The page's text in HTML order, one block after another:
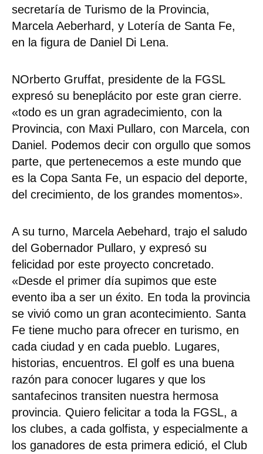
secretaría de Turismo de la Provincia,
Marcela Aeberhard, y Lotería de Santa Fe,
en la figura de Daniel Di Lena.
NOrberto Gruffat, presidente de la FGSL
expresó su beneplácito por este gran cierre.
«todo es un gran agradecimiento, con la
Provincia, con Maxi Pullaro, con Marcela, con
Daniel. Podemos decir con orgullo que somos
parte, que pertenecemos a este mundo que
es la Copa Santa Fe, un espacio del deporte,
del crecimiento, de los grandes momentos».
A su turno, Marcela Aebehard, trajo el saludo
del Gobernador Pullaro, y expresó su
felicidad por este proyecto concretado.
«Desde el primer día supimos que este
evento iba a ser un éxito. En toda la provincia
se vivió como un gran acontecimiento. Santa
Fe tiene mucho para ofrecer en turismo, en
cada ciudad y en cada pueblo. Lugares,
historias, encuentros. El golf es una buena
razón para conocer lugares y que los
santafecinos transiten nuestra hermosa
provincia. Quiero felicitar a toda la FGSL, a
los clubes, a cada golfista, y especialmente a
los ganadores de esta primera edició, el Club